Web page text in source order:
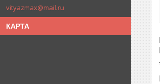
vityazmax@mail.ru
КАРТА